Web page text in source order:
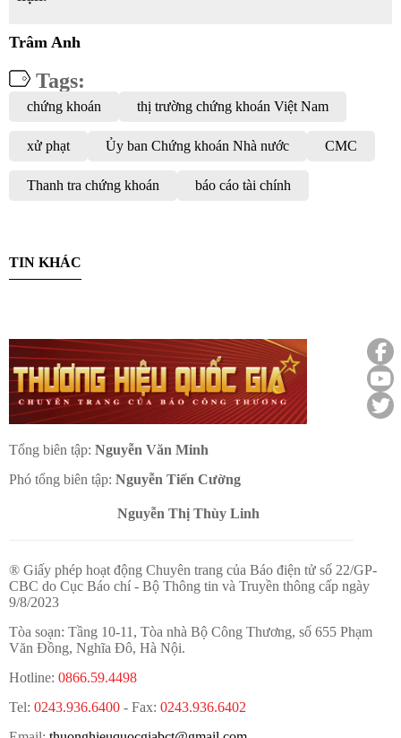
Trâm Anh
Tags:
chứng khoán thị trường chứng khoán Việt Nam
xử phạt Ủy ban Chứng khoán Nhà nước CMC
Thanh tra chứng khoán báo cáo tài chính
TIN KHÁC
Tổng biên tập: Nguyễn Văn Minh
Phó tổng biên tập: Nguyễn Tiến Cường
Nguyễn Thị Thùy Linh
® Giấy phép hoạt động Chuyên trang của Báo điện tử số 22/GP-
CBC do Cục Báo chí - Bộ Thông tin và Truyền thông cấp ngày
9/8/2023
Tòa soạn: Tầng 10-11, Tòa nhà Bộ Công Thương, số 655 Phạm
Văn Đồng, Nghĩa Đô, Hà Nội.
Hotline: 0866.59.4498
Tel: 0243.936.6400 - Fax: 0243.936.6402